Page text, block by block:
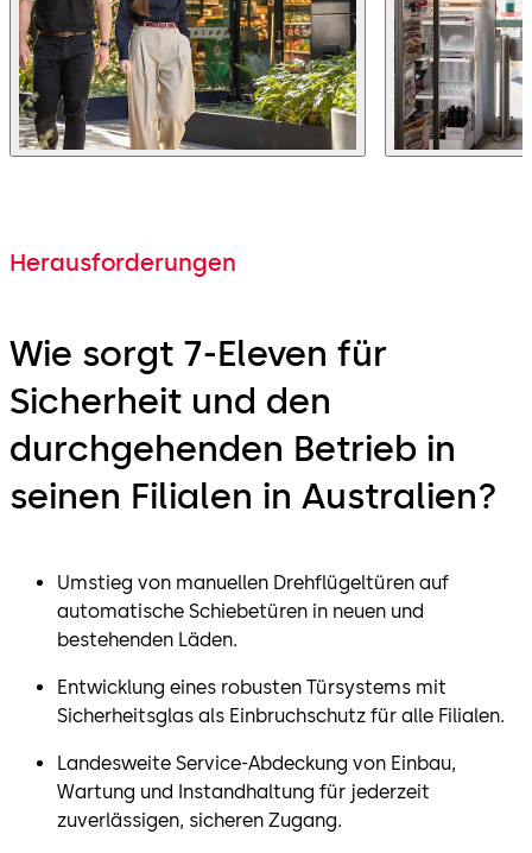
Herausforderungen
Wie sorgt 7-Eleven für
Sicherheit und den
durchgehenden Betrieb in
seinen Filialen in Australien?
Umstieg von manuellen Drehflügeltüren auf
automatische Schiebetüren in neuen und
bestehenden Läden.
Entwicklung eines robusten Türsystems mit
Sicherheitsglas als Einbruchschutz für alle Filialen.
Landesweite Service-Abdeckung von Einbau,
Wartung und Instandhaltung für jederzeit
zuverlässigen, sicheren Zugang.